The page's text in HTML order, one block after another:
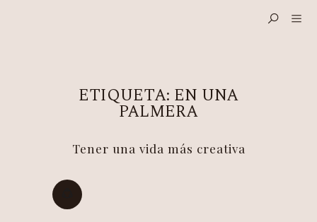
ETIQUETA: EN UNA
PALMERA
Tener una vida más creativa